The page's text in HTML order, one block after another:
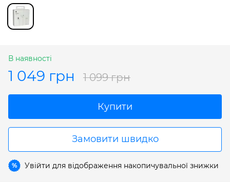
В наявності
1 049 грн 1 099 грн
Купити
Замовити швидко
% Увійти для відображення накопичувальної знижки